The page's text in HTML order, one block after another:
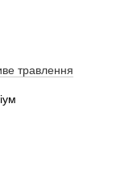
травлення